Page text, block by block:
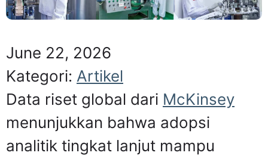
June 22, 2026
Kategori: Artikel
Data riset global dari McKinsey
menunjukkan bahwa adopsi
analitik tingkat lanjut mampu